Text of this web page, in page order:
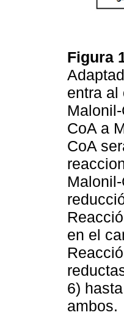
Figura
entra al
CoA a
CoA
en el
6)
ambos.